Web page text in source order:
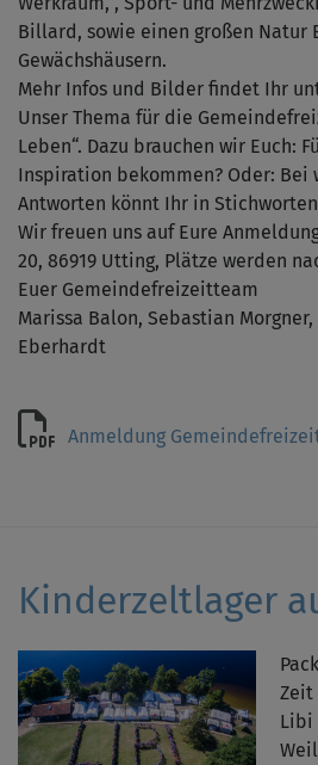
Billard, sowie einen großen
Gewächshäusern.
Mehr Infos und Bilder findet Ihr
Unser Thema für die
Leben“. Dazu brauchen wir Euch:
Inspiration bekommen? Oder: Bei
Antworten könnt Ihr in
Wir freuen uns auf Eure
20, 86919 Utting, Plätze werden
Euer Gemeindefreizeitteam
Marissa Balon, Sebastian
Eberhardt
Anmeldung
Kinderzeltlager
Zeit
Libi